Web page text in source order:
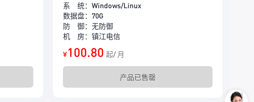
三区 · 精品20M
一区 · 精品20M
系 统：Windows/Linux
数据盘：70G
防 御：无防御
机 房：镇江电信
¥100.80 起/ 月
产品已售罄